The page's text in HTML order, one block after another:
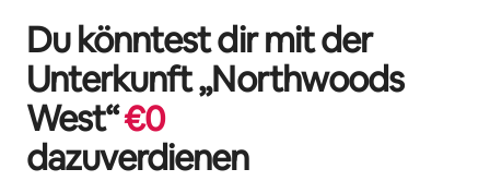
Du könntest dir mit der
Unterkunft „Northwoods
West“€0
dazuverdienen